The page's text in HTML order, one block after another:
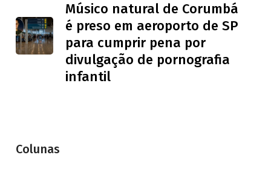
Músico natural de Corumbá
é preso em aeroporto de SP
para cumprir pena por
divulgação de pornografia
infantil
Colunas